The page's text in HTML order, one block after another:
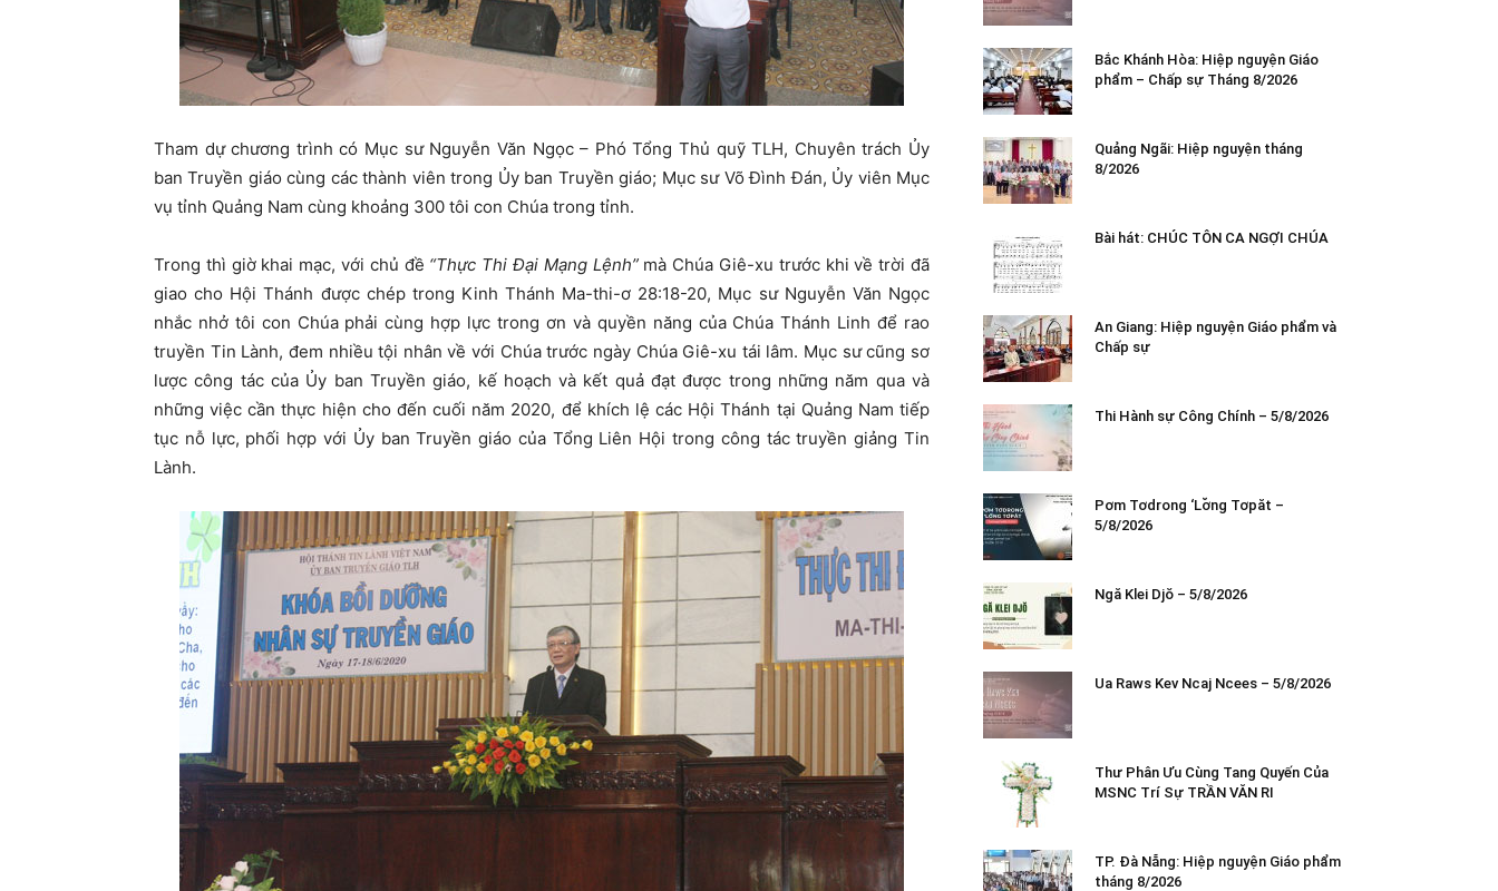
Tham dự chương trình có Mục sư Nguyễn Văn Ngọc – Phó Tổng Thủ quỹ TLH, Chuyên trách Ủy
ban Truyền giáo cùng các thành viên trong Ủy ban Truyền giáo; Mục sư Võ Đình Đán, Ủy viên Mục
vụ tỉnh Quảng Nam cùng khoảng 300 tôi con Chúa trong tỉnh.
Trong thì giờ khai mạc, với chủ đề “Thực Thi Đại Mạng Lệnh”mà Chúa Giê-xu trước khi về trời đã
giao cho Hội Thánh được chép trong Kinh Thánh Ma-thi-ơ 28:18-20, Mục sư Nguyễn Văn Ngọc
nhắc nhở tôi con Chúa phải cùng hợp lực trong ơn và quyền năng của Chúa Thánh Linh để rao
truyền Tin Lành, đem nhiều tội nhân về với Chúa trước ngày Chúa Giê-xu tái lâm. Mục sư cũng sơ
lược công tác của Ủy ban Truyền giáo, kế hoạch và kết quả đạt được trong những năm qua và
những việc cần thực hiện cho đến cuối năm 2020, để khích lệ các Hội Thánh tại Quảng Nam tiếp
tục nỗ lực, phối hợp với Ủy ban Truyền giáo của Tổng Liên Hội trong công tác truyền giảng Tin
Lành.
Bắc Khánh Hòa: Hiệp nguyện Giáo
phẩm – Chấp sự Tháng 8/2026
Quảng Ngãi: Hiệp nguyện tháng
8/2026
Bài hát: CHÚC TÔN CA NGỢI CHÚA
An Giang: Hiệp nguyện Giáo phẩm và
Chấp sự
Thi Hành sự Công Chính – 5/8/2026
Pơm Tơdrong ‘Lơ̆ng Tơpăt –
5/8/2026
Ngă Klei Djŏ – 5/8/2026
Ua Raws Kev Ncaj Ncees – 5/8/2026
Thư Phân Ưu Cùng Tang Quyến Của
MSNC Trí Sự TRẦN VĂN RI
TP. Đà Nẵng: Hiệp nguyện Giáo phẩm
tháng 8/2026